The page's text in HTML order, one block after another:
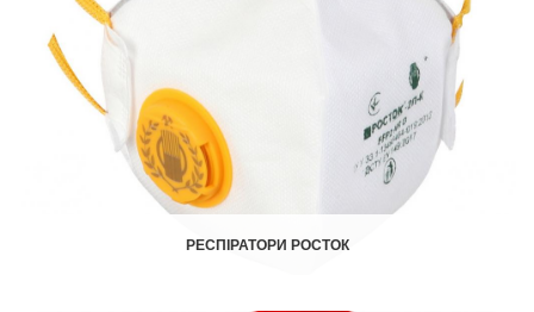
РЕСПІРАТОРИ РОСТОК